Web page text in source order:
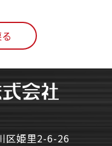
区姫里2-6-26